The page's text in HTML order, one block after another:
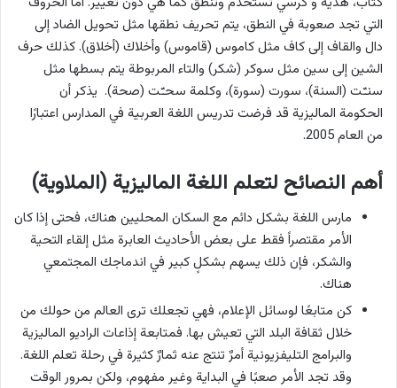
التي تجد صعوبة في النطق، يتم تحريف نطقها مثل تحويل الضاد إلى
دال والقاف إلى كاف مثل كاموس (قاموس) وأخلاك (أخلاق). كذلك حرف
الشين إلى سين مثل سوكر (شكر) والتاء المربوطة يتم بسطها مثل
سنـّت (السنة)، سورت (سورة)، وكلمة سحـّت (صحة). يذكر أن
الحكومة الماليزية قد فرضت تدريس اللغة العربية في المدارس اعتبارًا
من العام 2005.
أهم النصائح لتعلم اللغة الماليزية (الملاوية)
مارس اللغة بشكل دائم مع السكان المحليين هناك، فحتى إذا كان
الأمر مقتصراً فقط على بعض الأحاديث العابرة مثل إلقاء التحية
والشكر، فإن ذلك يسهم بشكلٍ كبير في اندماجك المجتمعي
هناك.
كن متابعًا لوسائل الإعلام، فهي تجعلك ترى العالم من حولك من
خلال ثقافة البلد التي تعيش بها. فمتابعة إذاعات الراديو الماليزية
والبرامج التليفزيونية أمرٌ تنتج عنه ثمارٌ كثيرة في رحلة تعلم اللغة.
وقد تجد الأمر صعبًا في البداية وغير مفهوم، ولكن بمرور الوقت